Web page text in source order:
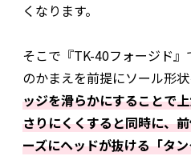
くなります。
そこで『TK-40フォージド
のかまえを前提にソール形状
ッジを滑らかにすることで
さりにくくすると同時に、
ーズにヘッドが抜ける「タ